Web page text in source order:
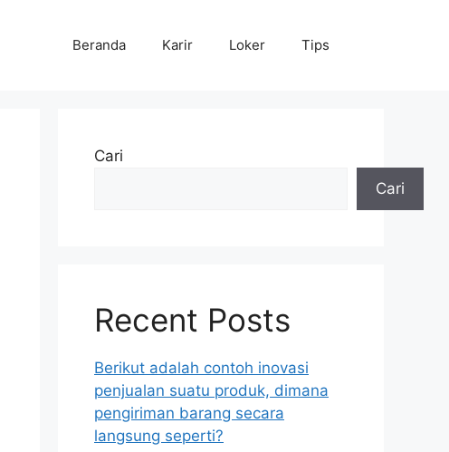
Beranda Karir Loker Tips
Cari
Cari
Recent Posts
Berikut adalah contoh inovasi
penjualan suatu produk, dimana
pengiriman barang secara
langsung seperti?